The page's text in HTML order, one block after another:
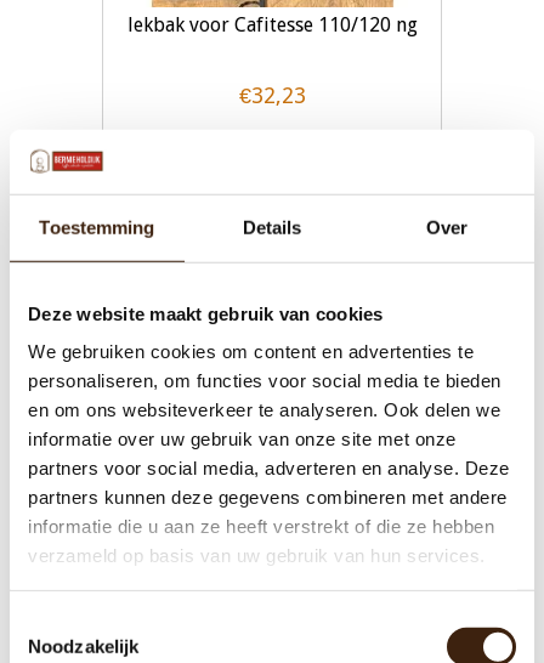
Toestemming Details Over
Deze website maakt gebruik van cookies
We gebruiken cookies om content en advertenties te
personaliseren, om functies voor social media te bieden
en om ons websiteverkeer te analyseren. Ook delen we
informatie over uw gebruik van onze site met onze
partners voor social media, adverteren en analyse. Deze
partners kunnen deze gegevens combineren met andere
informatie die u aan ze heeft verstrekt of die ze hebben
verzameld op basis van uw gebruik van hun services.
Noodzakelijk
lekbak voor Cafitesse 110/120 ng
€32,23
Deurschakelaar